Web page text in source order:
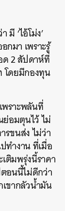
มี ‘ไอ้โม่ง’
มา เพราะรู้
ด 2 สัปดาห์ที่
โดยมีกองทุน
พราะพลันที่
ย่อมตุนไว้ ไม่
รขนส่ง ไม่ว่า
ทำงาน ที่เมื่อ
ติมพรุ่งนี้ราคา
อนนี้ไม่ดีกว่า
ขากลัวน้ำมัน